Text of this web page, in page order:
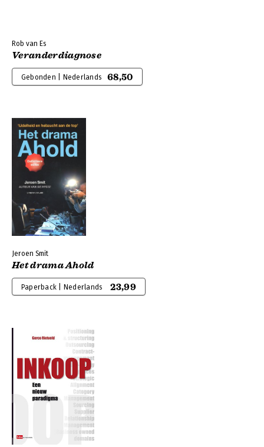
Rob van Es
Veranderdiagnose
Gebonden | Nederlands 68,50
Jeroen Smit
Het drama Ahold
Paperback | Nederlands 23,99